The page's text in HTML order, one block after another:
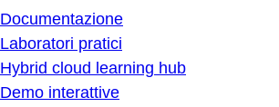
Documentazione
Laboratori pratici
Hybrid cloud learning hub
Demo interattive